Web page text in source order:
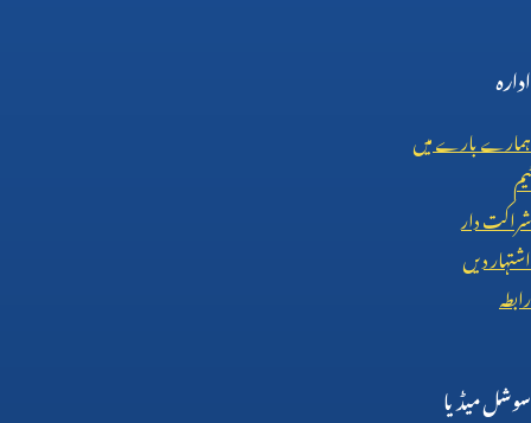
ادارہ
ہمارے بارے میں
ٹیم
شراکت دار
اشتہار دیں
رابطہ
سوشل میڈیا